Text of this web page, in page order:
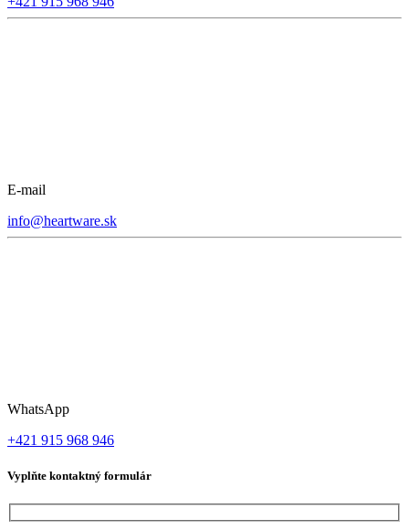
E-mail
info@heartware.sk
WhatsApp
+421 915 968 946
Vyplňte kontaktný formulár